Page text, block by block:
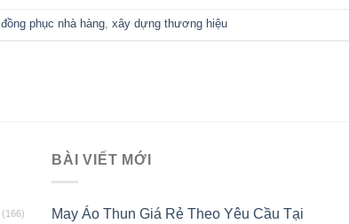
đồng phục nhà hàng, xây dựng thương hiệu
(166)
BÀI VIẾT MỚI
May Áo Thun Giá Rẻ Theo Yêu Cầu Tại